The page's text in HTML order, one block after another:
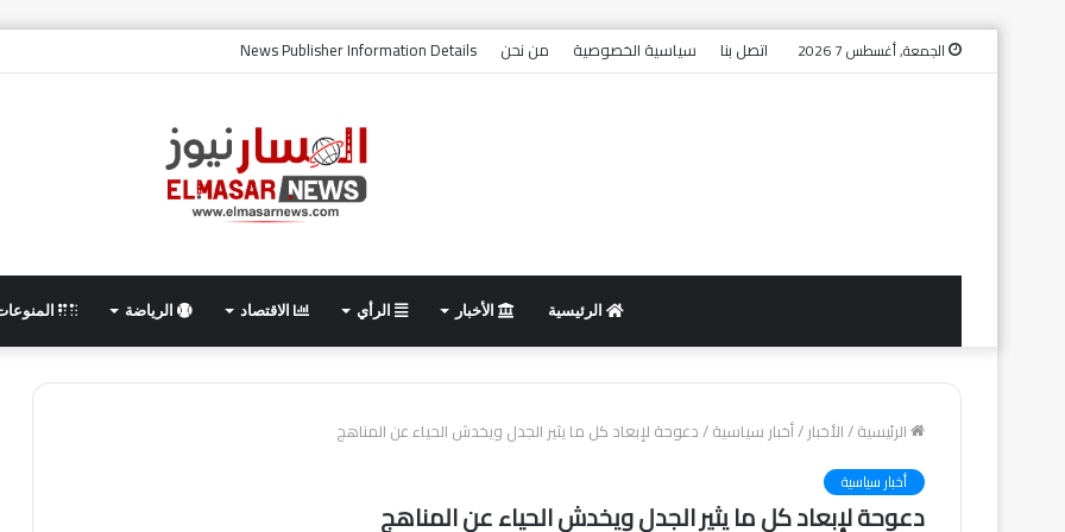
الجمعة, أغسطس 7 2026 اتصل بنا سياسية الخصوصية من نحن News Publisher Information Details
الرئيسية الأخبار الرأي الاقتصاد الرياضة
الرئيسية/الأخبار/أخبار سياسية/دعوحة لإبعاد كل ما يثير الجدل ويخدش الحياء عن المناهج
أخبار سياسية
دعوحة لإبعاد كل ما يثير الجدل ويخدش الحياء عن المناهج